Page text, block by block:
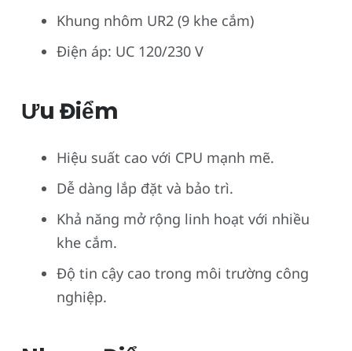
Khung nhôm UR2 (9 khe cắm)
Điện áp: UC 120/230 V
Ưu Điểm
Hiệu suất cao với CPU mạnh mẽ.
Dễ dàng lắp đặt và bảo trì.
Khả năng mở rộng linh hoạt với nhiều
khe cắm.
Độ tin cậy cao trong môi trường công
nghiệp.